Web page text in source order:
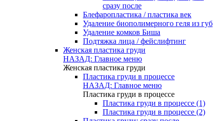
сразу после
Блефаропластика / пластика век
Удаление биополимерного геля из губ
Удаление комков Биша
Подтяжка лица / фейслифтинг
Женская пластика груди
НАЗАД: Главное меню
Женская пластика груди
Пластика груди в процессе
НАЗАД: Главное меню
Пластика груди в процессе
Пластика груди в процессе (1)
Пластика груди в процессе (2)